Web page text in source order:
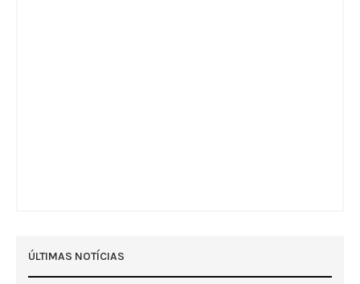
ÚLTIMAS NOTÍCIAS